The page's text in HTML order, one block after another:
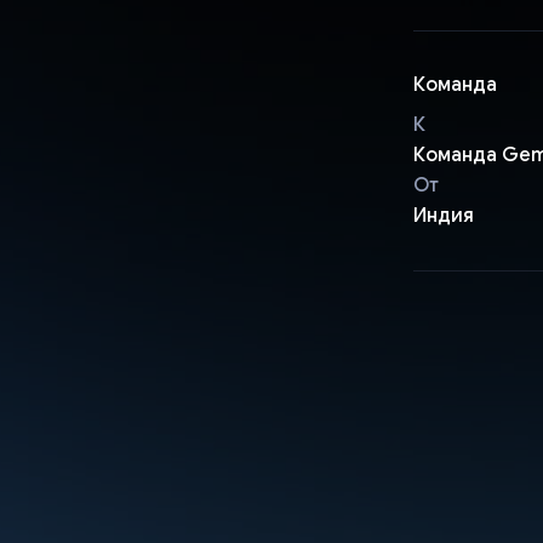
Команда
К
Команда
От
Индия